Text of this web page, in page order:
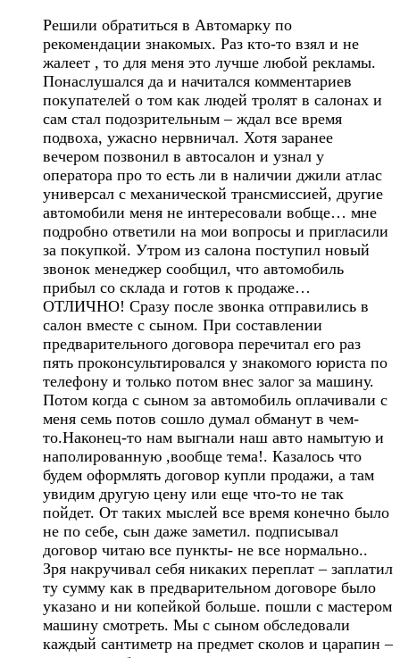
Решили обратиться в Автомарку по
рекомендации знакомых. Раз кто-то взял и не
жалеет , то для меня это лучше любой рекламы.
Понаслушался да и начитался комментариев
покупателей о том как людей тролят в салонах и
сам стал подозрительным – ждал все время
подвоха, ужасно нервничал. Хотя заранее
вечером позвонил в автосалон и узнал у
оператора про то есть ли в наличии джили атлас
универсал с механической трансмиссией, другие
автомобили меня не интересовали вобще… мне
подробно ответили на мои вопросы и пригласили
за покупкой. Утром из салона поступил новый
звонок менеджер сообщил, что автомобиль
прибыл со склада и готов к продаже…
ОТЛИЧНО! Сразу после звонка отправились в
салон вместе с сыном. При составлении
предварительного договора перечитал его раз
пять проконсультировался у знакомого юриста по
телефону и только потом внес залог за машину.
Потом когда с сыном за автомобиль оплачивали с
меня семь потов сошло думал обманут в чем-
то.Наконец-то нам выгнали наш авто намытую и
наполированную ,вообще тема!. Казалось что
будем оформлять договор купли продажи, а там
увидим другую цену или еще что-то не так
пойдет. От таких мыслей все время конечно было
не по себе, сын даже заметил. подписывал
договор читаю все пункты- не все нормально..
Зря накручивал себя никаких переплат – заплатил
ту сумму как в предварительном договоре было
указано и ни копейкой больше. пошли с мастером
машину смотреть. Мы с сыном обследовали
каждый сантиметр на предмет сколов и царапин –